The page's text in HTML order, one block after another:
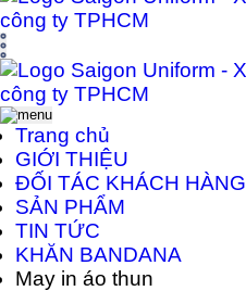
Trang chủ
GIỚI THIỆU
ĐỐI TÁC KHÁCH HÀNG
SẢN PHẨM
TIN TỨC
KHĂN BANDANA
May in áo thun